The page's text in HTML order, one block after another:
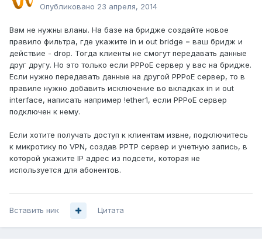
Опубликовано 23 апреля, 2014
Вам не нужны вланы. На базе на бридже создайте новое
правило фильтра, где укажите in и out bridge = ваш бридж и
действие - drop. Тогда клиенты не смогут передавать данные
друг другу. Но это только если PPPoE сервер у вас на бридже.
Если нужно передавать данные на другой PPPoE сервер, то в
правиле нужно добавить исключение во вкладках in и out
interface, написать например !ether1, если PPPoE сервер
подключен к нему.
Если хотите получать доступ к клиентам извне, подключитесь
к микротику по VPN, создав PPTP сервер и учетную запись, в
которой укажите IP адрес из подсети, которая не
используется для абонентов.
Вставить ник Цитата